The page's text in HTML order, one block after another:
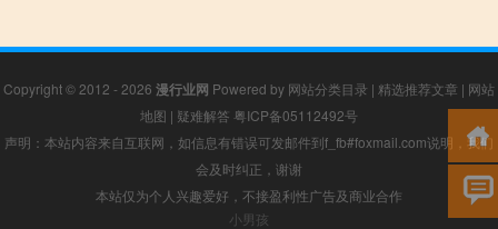
Copyright © 2012 - 2026 漫行业网 Powered by 网站分类目录 | 精选推荐文章 | 网站
地图 | 疑难解答 粤ICP备05112492号
声明：本站内容来自互联网，如信息有错误可发邮件到f_fb#foxmail.com说明，我们
会及时纠正，谢谢
本站仅为个人兴趣爱好，不接盈利性广告及商业合作
小男孩